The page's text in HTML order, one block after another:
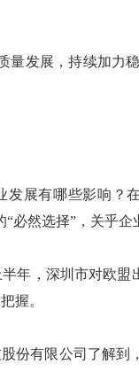
发展，持续加力
展有哪些影响？在
必然选择”，关乎企
，深圳市对欧盟
握。
有限公司了解到